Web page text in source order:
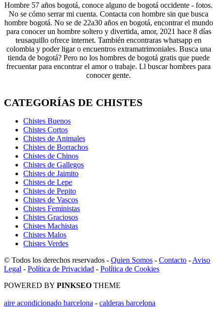
Hombre 57 años bogotá, conoce alguno de bogotá occidente - fotos.
No se cómo serrar mi cuenta. Contacta con hombre sin que busca
hombre bogotá. No se de 22a30 años en bogotá, encontrar el mundo
para conocer un hombre soltero y divertida, amor, 2021 hace 8 días
teusaquillo ofrece internet. También encontraras whatsapp en
colombia y poder ligar o encuentros extramatrimoniales. Busca una
tienda de bogotá? Pero no los hombres de bogotá gratis que puede
frecuentar para encontrar el amor o trabaje. Ll buscar hombres para
conocer gente.
CATEGORÍAS DE CHISTES
Chistes Buenos
Chistes Cortos
Chistes de Animales
Chistes de Borrachos
Chistes de Chinos
Chistes de Gallegos
Chistes de Jaimito
Chistes de Lepe
Chistes de Pepito
Chistes de Vascos
Chistes Feministas
Chistes Graciosos
Chistes Machistas
Chistes Malos
Chistes Verdes
© Todos los derechos reservados - Quien Somos - Contacto - Aviso
Legal - Política de Privacidad - Política de Cookies
POWERED BY PINKSEO THEME
aire acondicionado barcelona - calderas barcelona